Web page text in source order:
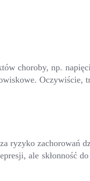
choroby, np.
ryzyko zachorowań
ale skłonność